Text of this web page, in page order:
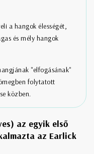
a hangok élességét,
és mély hangok
"elfogásának"
folytatott
közben.
az egyik első
az Earlick